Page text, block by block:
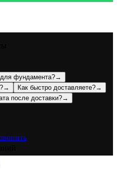
фундамента?→
→ Как быстро доставляете?→
после доставки?→